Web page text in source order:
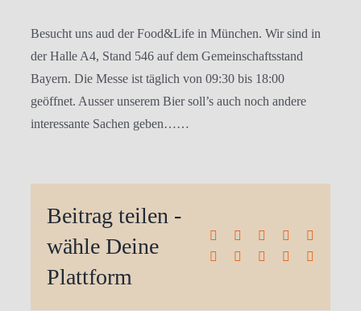
Besucht uns aud der Food&Life in München. Wir sind in
der Halle A4, Stand 546 auf dem Gemeinschaftsstand
Bayern. Die Messe ist täglich von 09:30 bis 18:00
geöffnet. Ausser unserem Bier soll’s auch noch andere
interessante Sachen geben……
Beitrag teilen -
wähle Deine
Plattform
Facebook Reddit LinkedIn
TumblrPinterest Xing